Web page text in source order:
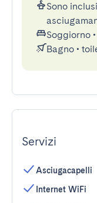
Sono
Soggiorno •
Bagno •
Servizi
Asciugacapelli
Internet WiFi